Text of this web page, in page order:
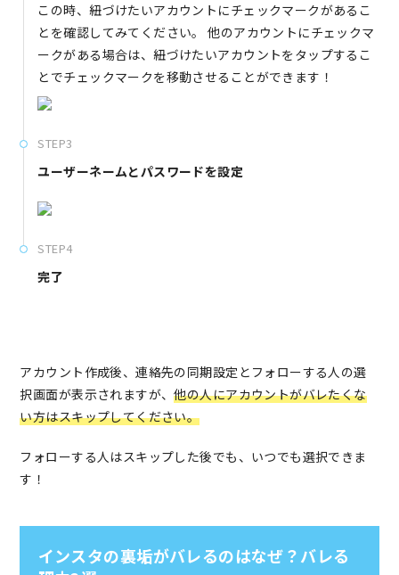
この時、紐づけたいアカウントにチェックマークがあるこ
とを確認してみてください。 他のアカウントにチェックマ
ークがある場合は、紐づけたいアカウントをタップするこ
とでチェックマークを移動させることができます！
STEP3
ユーザーネームとパスワードを設定
STEP4
完了
アカウント作成後、連絡先の同期設定とフォローする人の選
択画面が表示されますが、他の人にアカウントがバレたくな
い方はスキップしてください。
フォローする人はスキップした後でも、いつでも選択できま
す！
インスタの裏垢がバレるのはなぜ？バレる